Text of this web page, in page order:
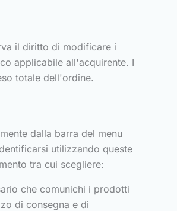
il diritto di modificare i
applicabile all'acquirente. I
totale dell'ordine.
dalla barra del menu
utilizzando queste
tra cui scegliere:
che comunichi i prodotti
di consegna e di